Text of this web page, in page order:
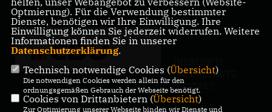
DATENSCHUTZ
KONTAKT
Optmierung). Für die Verwendung bestimmter
Dienste, benötigen wir Ihre Einwilligung. Ihre
Einwilligung können Sie jederzeit widerrufen. Weitere
Informationen finden Sie in unserer
Datenschutzerklärung.
Technisch notwendige Cookies (Übersicht)
Die notwendigen Cookies werden allein für den
ordnungsgemäßen Gebrauch der Webseite benötigt.
Cookies von Drittanbietern (Übersicht)
Zur Optimierung unserer Webseite binden wir Dienste und